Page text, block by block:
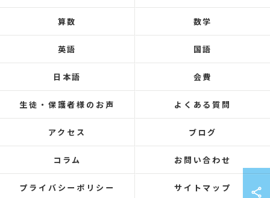
算数 数学
英語 国語
日本語 会費
生徒・保護者様のお声 よくある質問
アクセス ブログ
コラム お問い合わせ
プライバシーポリシー サイトマップ